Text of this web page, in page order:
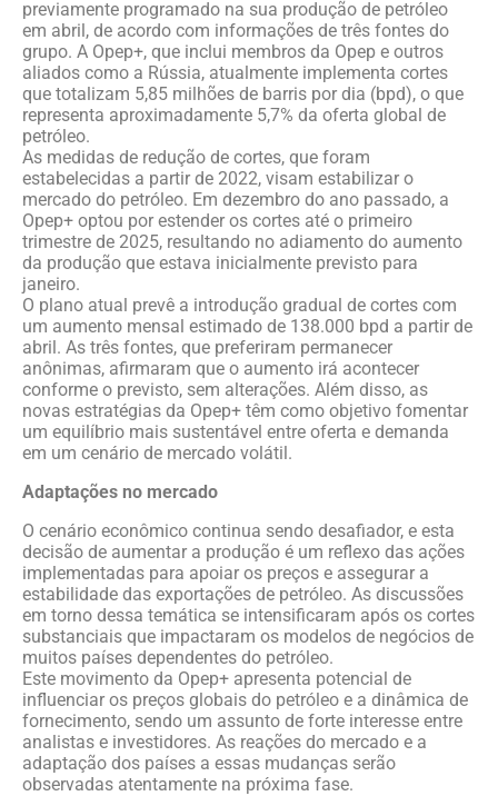
previamente programado na sua produção de petróleo
em abril, de acordo com informações de três fontes do
grupo. A Opep+, que inclui membros da Opep e outros
aliados como a Rússia, atualmente implementa cortes
que totalizam 5,85 milhões de barris por dia (bpd), o que
representa aproximadamente 5,7% da oferta global de
petróleo.
As medidas de redução de cortes, que foram
estabelecidas a partir de 2022, visam estabilizar o
mercado do petróleo. Em dezembro do ano passado, a
Opep+ optou por estender os cortes até o primeiro
trimestre de 2025, resultando no adiamento do aumento
da produção que estava inicialmente previsto para
janeiro.
O plano atual prevê a introdução gradual de cortes com
um aumento mensal estimado de 138.000 bpd a partir de
abril. As três fontes, que preferiram permanecer
anônimas, afirmaram que o aumento irá acontecer
conforme o previsto, sem alterações. Além disso, as
novas estratégias da Opep+ têm como objetivo fomentar
um equilíbrio mais sustentável entre oferta e demanda
em um cenário de mercado volátil.
Adaptações no mercado
O cenário econômico continua sendo desafiador, e esta
decisão de aumentar a produção é um reflexo das ações
implementadas para apoiar os preços e assegurar a
estabilidade das exportações de petróleo. As discussões
em torno dessa temática se intensificaram após os cortes
substanciais que impactaram os modelos de negócios de
muitos países dependentes do petróleo.
Este movimento da Opep+ apresenta potencial de
influenciar os preços globais do petróleo e a dinâmica de
fornecimento, sendo um assunto de forte interesse entre
analistas e investidores. As reações do mercado e a
adaptação dos países a essas mudanças serão
observadas atentamente na próxima fase.